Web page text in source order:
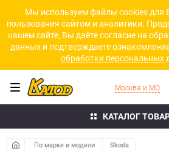
Мы используем файлы cookies для
пользования сайтом и аналитики.
нашем сайте, Вы даёте согласие на
данных и подтверждаете
обработки персональных
КАТАЛОГ
Москва и МО
По марке и модели Skoda